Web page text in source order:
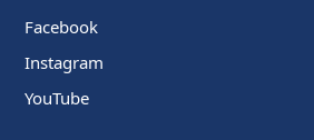
Facebook
Instagram
YouTube